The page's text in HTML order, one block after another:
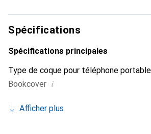
marque Noreve est un choix sûr pour
exigeante.
Spécifications
Spécifications principales
Type de coque pour téléphone portable
Bookcover i
Afficher plus